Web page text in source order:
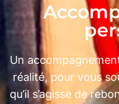
Un
réalité, pour vous
qu’il s’agisse de